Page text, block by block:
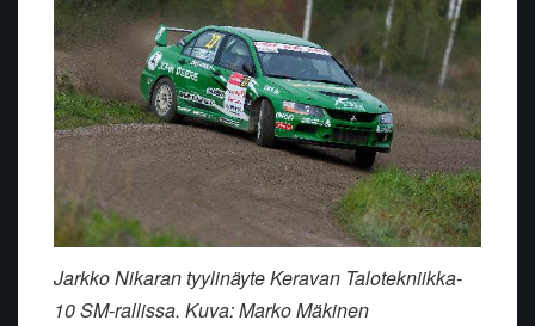
Jarkko Nikaran tyylinäyte Keravan Talotekniikka-
10 SM-rallissa. Kuva: Marko Mäkinen